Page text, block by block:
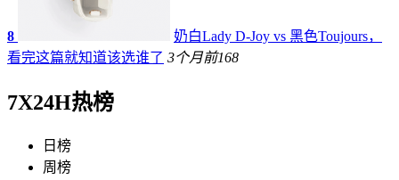
8
奶白Lady D-Joy vs 黑色Toujours，
看完这篇就知道该选谁了 3个月前168
7X24H热榜
日榜
周榜